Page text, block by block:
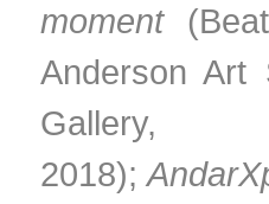
moment
Anderson Art
Gallery,
2018);